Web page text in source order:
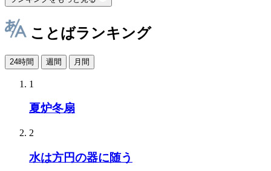
ことばランキング
24時間 週間 月間
1
夏炉冬扇
2
水は方円の器に随う